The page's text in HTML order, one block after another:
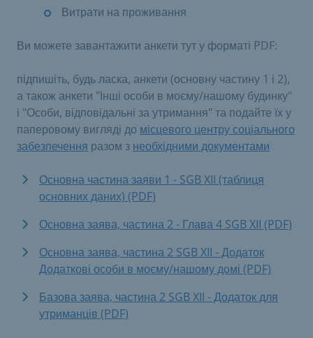
Витрати на проживання
Ви можете завантажити анкети тут у форматі PDF:
підпишіть, будь ласка, анкети (основну частину 1 і 2),
а також анкети "Інші особи в моєму/нашому будинку"
і "Особи, відповідальні за утримання" та подайте їх у
паперовому вигляді до місцевого центру соціального
забезпечення разом з необхідними документами
Основна частина заяви 1 - SGB XII (таблиця
основних даних) (PDF)
Основна заява, частина 2 - Глава 4 SGB XII (PDF)
Основна заява, частина 2 SGB XII - Додаток
Додаткові особи в моєму/нашому домі (PDF)
Базова заява, частина 2 SGB XII - Додаток для
утриманців (PDF)